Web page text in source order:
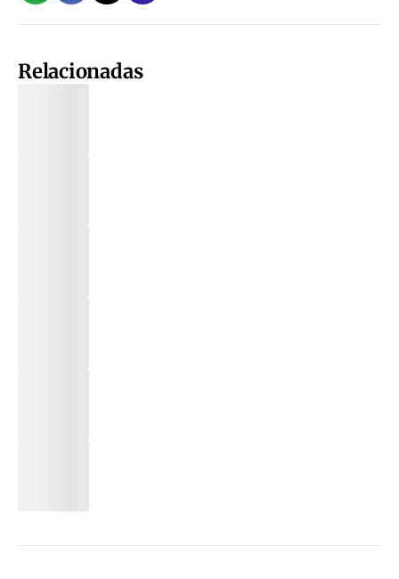
Relacionadas